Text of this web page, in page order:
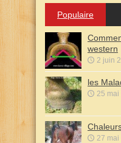
Populaire
western
2 juin
les
25 mai
27 mai